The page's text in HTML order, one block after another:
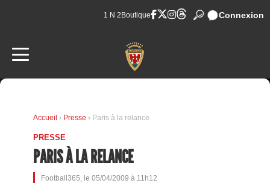
1 N 2 Boutique Connexion
Accueil › Presse › Paris à la relance
PRESSE
PARIS À LA RELANCE
Football365, le 05/04/2009 à 11h12